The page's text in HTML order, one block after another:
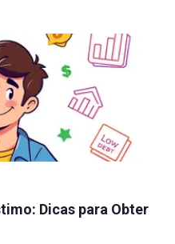
Dicas para Obter